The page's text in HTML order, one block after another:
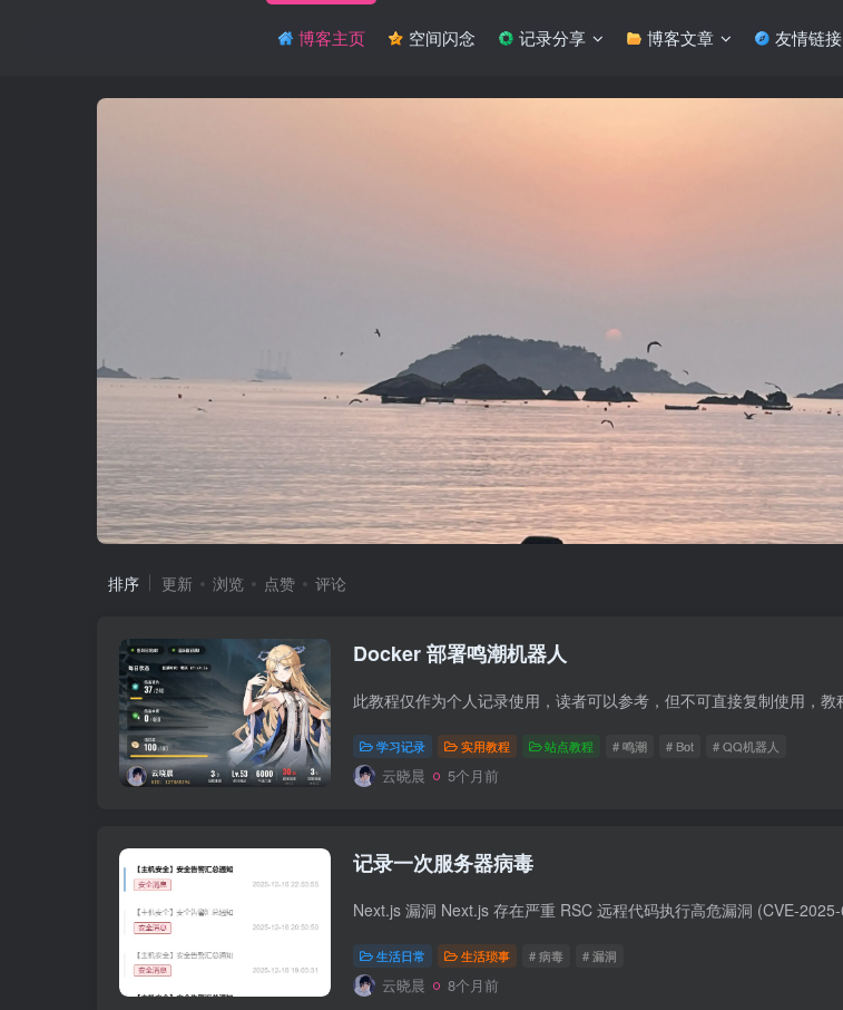
博客主页 空间闪念 记录分享 博客文章 友情链接
排序 更新 浏览 点赞 评论
Docker 部署鸣潮机器人
学习记录 实用教程 站点教程 # 鸣潮 # Bot # QQ机器人
云晓晨 5个月前
记录一次服务器病毒
生活日常 生活琐事 # 病毒 # 漏洞
云晓晨 8个月前